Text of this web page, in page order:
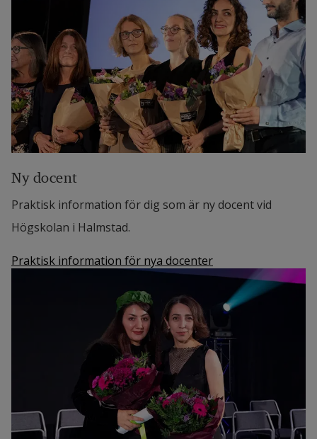
Ny docent
Praktisk information för dig som är ny docent vid
Högskolan i Halmstad.
Praktisk information för nya docenter